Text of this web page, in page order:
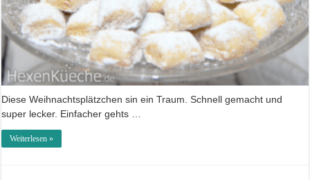
Diese Weihnachtsplätzchen sin ein Traum. Schnell gemacht und
super lecker. Einfacher gehts …
Weiterlesen »